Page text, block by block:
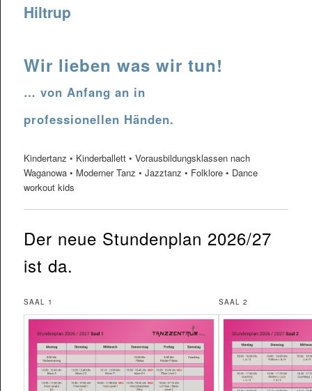
Hiltrup
Wir lieben was wir tun!
… von Anfang an in
professionellen Händen.
Kindertanz • Kinderballett • Vorausbildungsklassen nach
Waganowa • Moderner Tanz • Jazztanz • Folklore • Dance
workout kids
Der neue Stundenplan 2026/27
ist da.
SAAL 1 SAAL 2